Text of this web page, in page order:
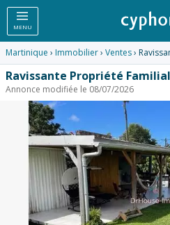
MENU
Martinique › Immobilier› Ventes›
Ravissante Propriété
Annonce modifiée le 08/07/2026